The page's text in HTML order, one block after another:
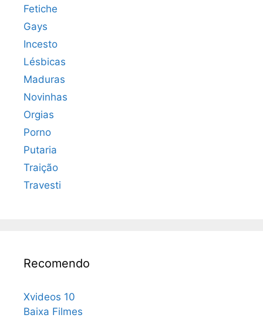
Fetiche
Gays
Incesto
Lésbicas
Maduras
Novinhas
Orgias
Porno
Putaria
Traição
Travesti
Recomendo
Xvideos 10
Baixa Filmes